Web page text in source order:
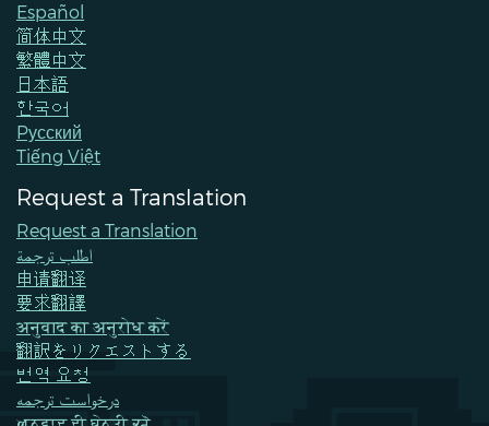
Español
简体中文
繁體中文
日本語
한국어
Pусский
Tiếng Việt
Request a Translation
Request a Translation
اطلب ترجمة
申请翻译
要求翻譯
अनुवाद का अनुरोध करें
翻訳をリクエストする
번역 요청
درخواست ترجمه